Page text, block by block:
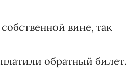
вине, так
обратный билет.